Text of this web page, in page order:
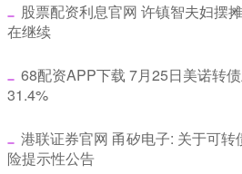
股票配资利息官网 许镇智夫妇摆
在继续
​68配资APP下载 7月25日美诺转
31.4%
港联证券官网 甬矽电子: 关于可
险提示性公告